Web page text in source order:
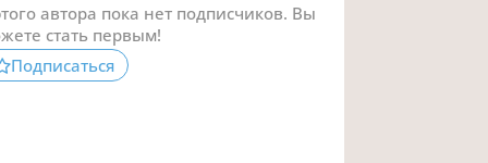
автора пока нет подписчиков. Вы
стать первым!
Подписаться